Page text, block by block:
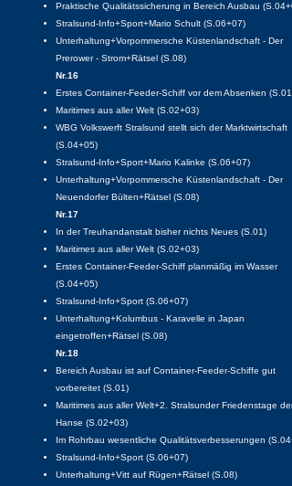
Praktische Qualitätssicherung in Bereich Ausbau
Stralsund-Info+Sport+Mario Schult (S.06+07)
Unterhaltung+Vorpommersche Küstenlandschaft - Der
Prerower - Strom+Rätsel (S.08)
Nr.16
Erstes Container-Feeder-Schiff vor dem Absenken (S.01)
Maritimes aus aller Welt (S.02+03)
WBG Volkswerft Stralsund stellt sich der Marktwirtschaft
(S.04+05)
Stralsund-Info+Sport+Mario Kalinke (S.06+07)
Unterhaltung+Vorpommersche Küstenlandschaft - Der
Neuendorfer Bülten+Rätsel (S.08)
Nr.17
In der Treuhandanstalt bisher nichts Neues (S.01)
Maritimes aus aller Welt (S.02+03)
Erstes Container-Feeder-Schiff planmäßig im Wasser
(S.04+05)
Stralsund-Info+Sport (S.06+07)
Unterhaltung+Kolumbus - Karavelle in Japan
eingetroffen+Rätsel (S.08)
Nr.18
Bereich Ausbau ist auf Container-Feeder-Schiffe gut
vorbereitet (S.01)
Maritimes aus aller Welt+2. Stralsunder Friedenstage der
Hanse (S.02+03)
Im Rohrbau wesentliche Qualitätsverbesserungen
Stralsund-Info+Sport (S.06+07)
Unterhaltung+Vitt auf Rügen+Rätsel (S.08)